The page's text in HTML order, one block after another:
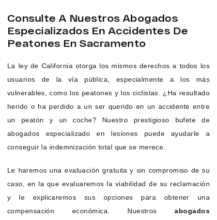
Consulte A Nuestros Abogados
Especializados En Accidentes De
Peatones En Sacramento
La ley de California otorga los mismos derechos a todos los
usuarios de la vía pública, especialmente a los más
vulnerables, como los peatones y los ciclistas. ¿Ha resultado
herido o ha perdido a un ser querido en un accidente entre
un peatón y un coche? Nuestro prestigioso bufete de
abogados especializado en lesiones puede ayudarle a
conseguir la indemnización total que se merece.
Le haremos una evaluación gratuita y sin compromiso de su
caso, en la que evaluaremos la viabilidad de su reclamación
y le explicaremos sus opciones para obtener una
compensación económica. Nuestrosabogados